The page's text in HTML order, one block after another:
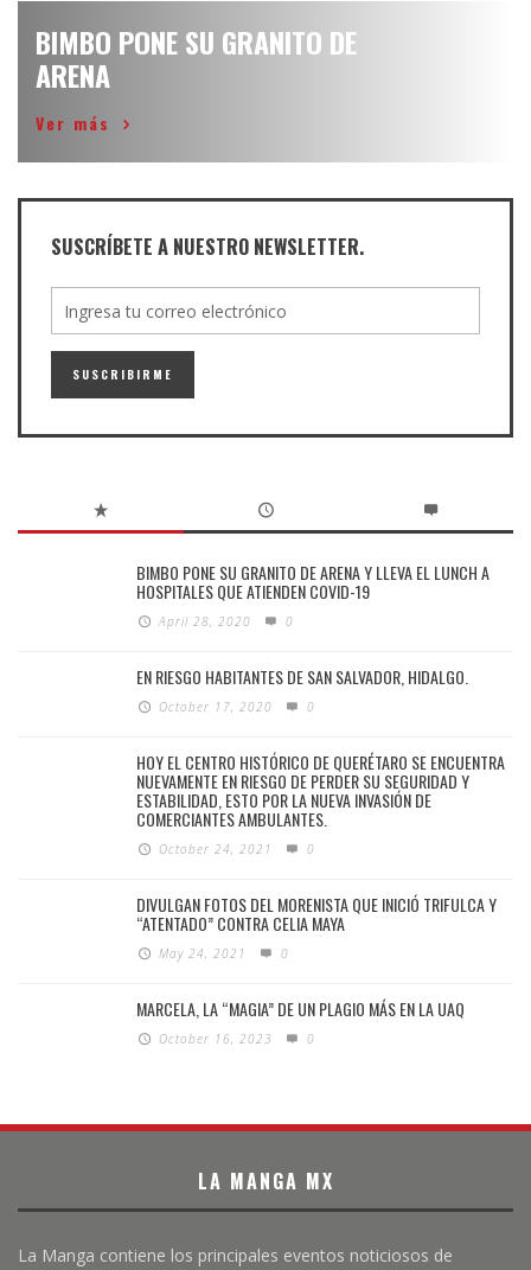
BIMBO PONE SU GRANITO DE
ARENA
Ver más
SUSCRÍBETE A NUESTRO NEWSLETTER.
BIMBO PONE SU GRANITO DE ARENA Y LLEVA EL LUNCH A
HOSPITALES QUE ATIENDEN COVID-19
April 28, 2020 0
EN RIESGO HABITANTES DE SAN SALVADOR, HIDALGO.
October 17, 2020 0
HOY EL CENTRO HISTÓRICO DE QUERÉTARO SE ENCUENTRA
NUEVAMENTE EN RIESGO DE PERDER SU SEGURIDAD Y
ESTABILIDAD, ESTO POR LA NUEVA INVASIÓN DE
COMERCIANTES AMBULANTES.
October 24, 2021 0
DIVULGAN FOTOS DEL MORENISTA QUE INICIÓ TRIFULCA Y
“ATENTADO” CONTRA CELIA MAYA
May 24, 2021 0
MARCELA, LA “MAGIA” DE UN PLAGIO MÁS EN LA UAQ
October 16, 2023 0
LA MANGA MX
La Manga contiene los principales eventos noticiosos de